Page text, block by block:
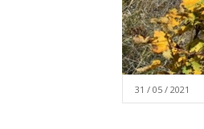
31 / 05 / 2021